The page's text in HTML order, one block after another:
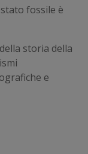
fossile è
storia della
e